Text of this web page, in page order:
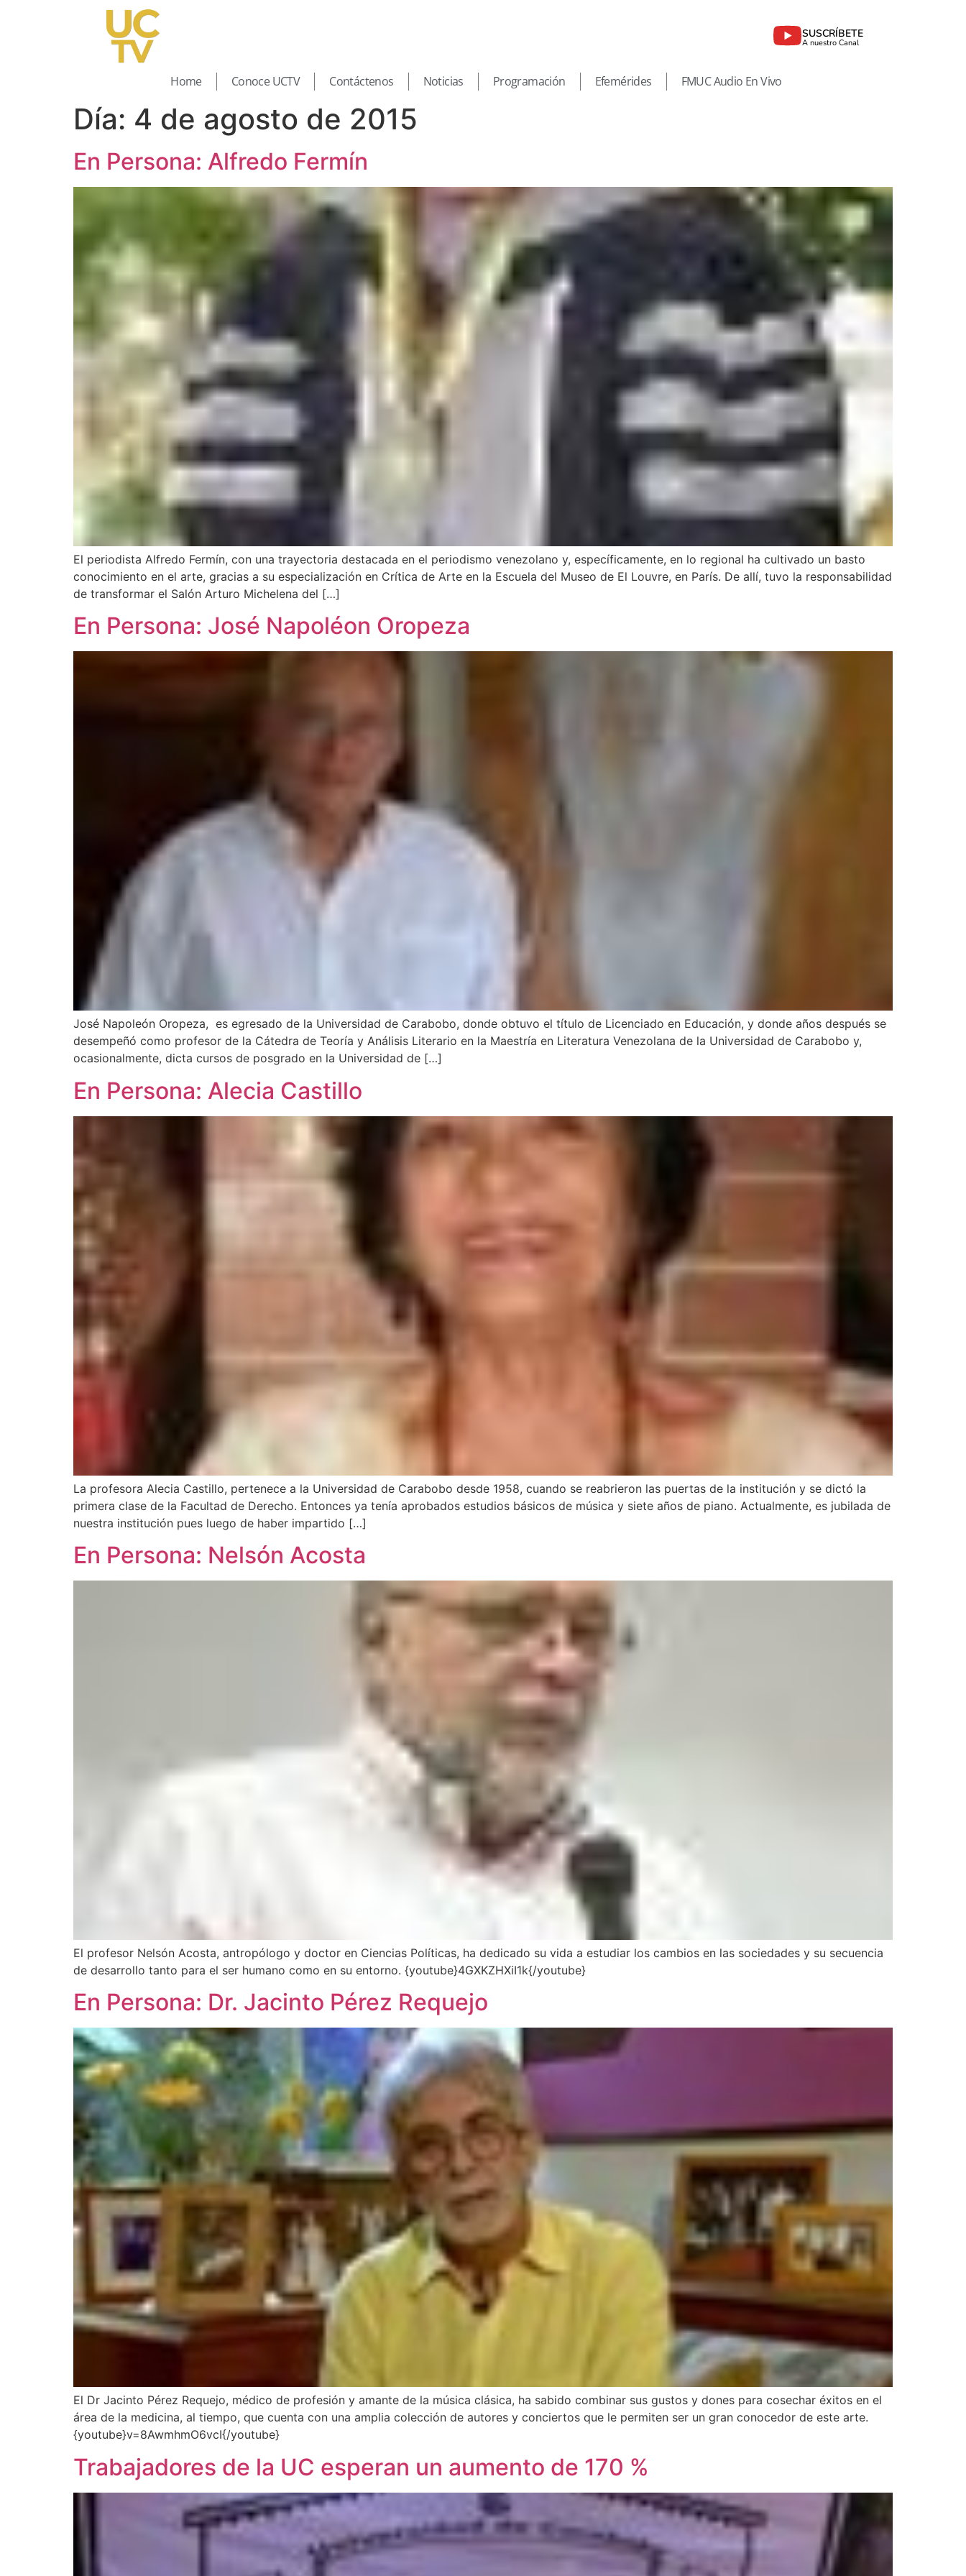
SUSCRÍBETE
A nuestro Canal
Home Conoce UCTV Contáctenos Noticias Programación Efemérides FMUC Audio En Vivo
Día: 4 de agosto de 2015
En Persona: Alfredo Fermín
El periodista Alfredo Fermín, con una trayectoria destacada en el periodismo venezolano y, específicamente, en lo regional ha cultivado un basto
conocimiento en el arte, gracias a su especialización en Crítica de Arte en la Escuela del Museo de El Louvre, en París. De allí, tuvo la responsabilidad
de transformar el Salón Arturo Michelena del […]
En Persona: José Napoléon Oropeza
José Napoleón Oropeza, es egresado de la Universidad de Carabobo, donde obtuvo el título de Licenciado en Educación, y donde años después se
desempeñó como profesor de la Cátedra de Teoría y Análisis Literario en la Maestría en Literatura Venezolana de la Universidad de Carabobo y,
ocasionalmente, dicta cursos de posgrado en la Universidad de […]
En Persona: Alecia Castillo
La profesora Alecia Castillo, pertenece a la Universidad de Carabobo desde 1958, cuando se reabrieron las puertas de la institución y se dictó la
primera clase de la Facultad de Derecho. Entonces ya tenía aprobados estudios básicos de música y siete años de piano. Actualmente, es jubilada de
nuestra institución pues luego de haber impartido […]
En Persona: Nelsón Acosta
El profesor Nelsón Acosta, antropólogo y doctor en Ciencias Políticas, ha dedicado su vida a estudiar los cambios en las sociedades y su secuencia
de desarrollo tanto para el ser humano como en su entorno. {youtube}4GXKZHXiI1k{/youtube}
En Persona: Dr. Jacinto Pérez Requejo
El Dr Jacinto Pérez Requejo, médico de profesión y amante de la música clásica, ha sabido combinar sus gustos y dones para cosechar éxitos en el
área de la medicina, al tiempo, que cuenta con una amplia colección de autores y conciertos que le permiten ser un gran conocedor de este arte.
{youtube}v=8AwmhmO6vcI{/youtube}
Trabajadores de la UC esperan un aumento de 170 %